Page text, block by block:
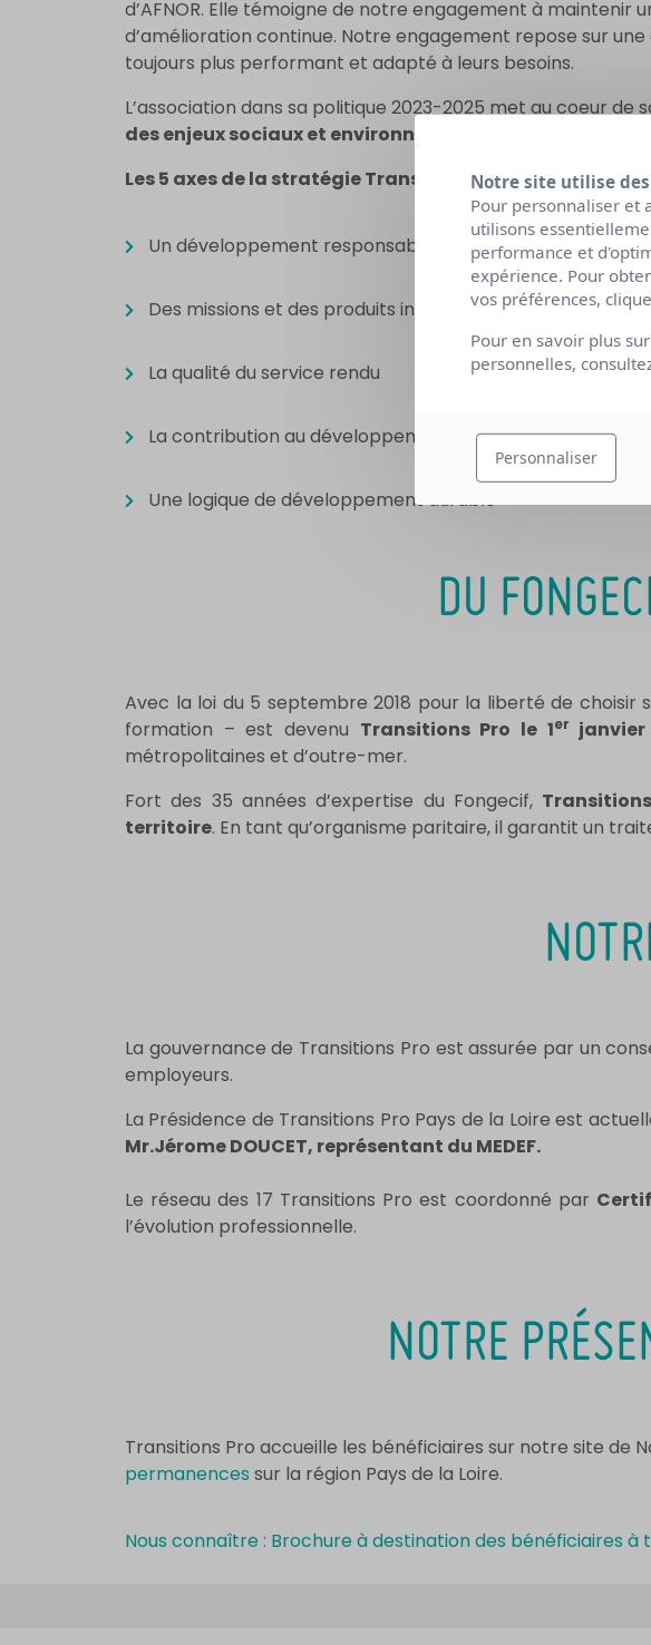
d’AFNOR. Elle témoigne de notre engagement à
d’amélioration continue. Notre engagement repose sur
toujours plus performant et adapté à leurs besoins.
L’association dans sa politique 2023-2025 met au coeur
des enjeux sociaux et environnementaux.
Les 5 axes de la stratégie Transitions Pro Pays de la
Un développement responsable
Des missions et des produits innovants
La qualité du service rendu
La contribution au développement des territoires
Une logique de développement durable
DU
Avec la loi du 5 septembre 2018 pour la liberté de choisir
formation – est devenu Transitions Pro le 1er janvier
métropolitaines et d’outre-mer.
Fort des 35 années d’expertise du Fongecif,
territoire. En tant qu’organisme paritaire, il garantit un
La gouvernance de Transitions Pro est assurée par un
employeurs.
La Présidence de Transitions Pro Pays de la Loire est
Mr.Jérome DOUCET, représentant du MEDEF.
Le réseau des 17 Transitions Pro est coordonné par
l’évolution professionnelle.
NOTRE
Transitions Pro accueille les bénéficiaires sur notre site de
permanences sur la région Pays de la Loire.
Nous connaître : Brochure à destination des bénéficiaires à
Notre site utilise
Pour personnaliser et
utilisons
performance et
expérience. Pour
vos préférences,
Pour en savoir plus
personnelles,
Personnaliser